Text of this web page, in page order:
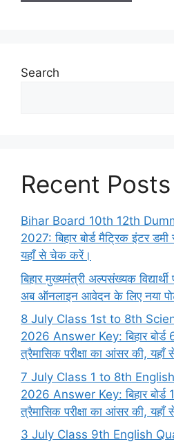
Search
Recent Posts
Bihar Board 10th 12th
2027: बिहार बोर्ड मैट्रिक इंटर
यहाँ से चेक करें।
बिहार मुख्यमंत्री अल्पसंख्यक
अब ऑनलाइन आवेदन के लिए नया
8 July Class 1st to 8th
2026 Answer Key: बिहार बोर्ड
त्रैमासिक परीक्षा का आंसर की, यहाँ
7 July Class 1 to 8th
2026 Answer Key: बिहार बोर्ड
त्रैमासिक परीक्षा का आंसर की, यहाँ
3 July Class 9th English